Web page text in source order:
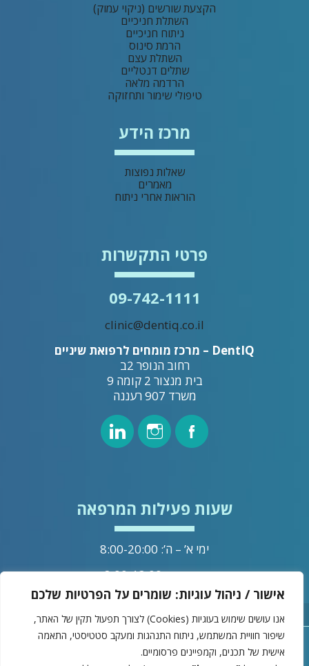
אישור / ניהול עוגיות: שומרים על הפרטיות שלכם
אנו עושים שימוש בעוגיות (Cookies) לצורך תפעול תקין של האתר,
שיפור חוויית המשתמש, ניתוח התנהגות ומעקב סטטיסטי, התאמה
אישית של תכנים, וקמפיינים פרסומיים.
הקצעת שורשים (ניקוי עמוק)
השתלת חניכיים
ניתוח חניכיים
הרמת סינוס
השתלת עצם
שתלים דנטליים
הרדמה מלאה
טיפולי שימור ותחזוקה
מרכז הידע
שאלות נפוצות
מאמרים
הוראות אחרי ניתוח
פרטי התקשרות
09-742-1111
clinic@dentiq.co.il
DentIQ – מרכז מומחים לרפואת שיניים
רחוב הנופר 2ב
בית מנצור 2 קומה 9
משרד 907 רעננה
שעות פעילות המרפאה
ימי א’ – ה’: 8:00-20:00
ימי שישי: 8:00-13:00
מדיניות הפרטיות